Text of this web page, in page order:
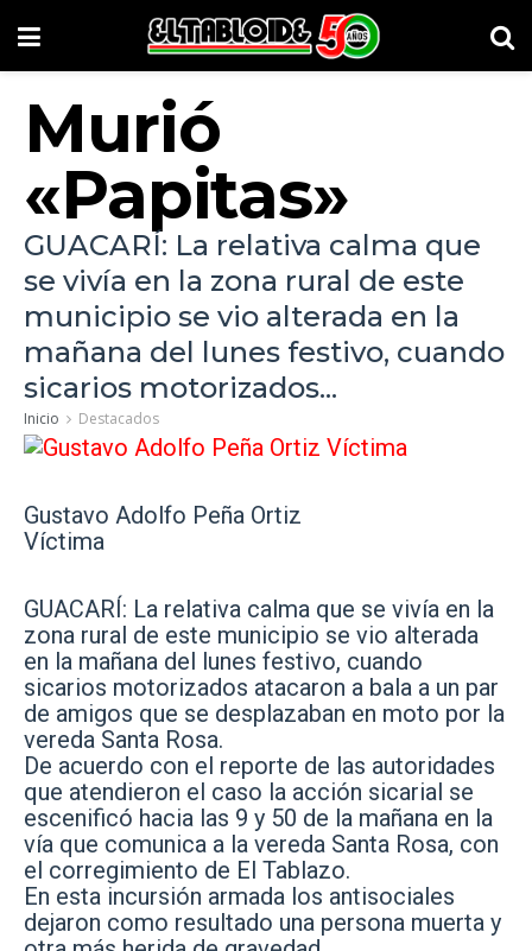
Murió
«Papitas»
GUACARÍ: La relativa calma que
se vivía en la zona rural de este
municipio se vio alterada en la
mañana del lunes festivo, cuando
sicarios motorizados...
Inicio Destacados
Gustavo Adolfo Peña Ortiz
Víctima
GUACARÍ: La relativa calma que se vivía en la
zona rural de este municipio se vio alterada
en la mañana del lunes festivo, cuando
sicarios motorizados atacaron a bala a un par
de amigos que se desplazaban en moto por la
vereda Santa Rosa.
De acuerdo con el reporte de las autoridades
que atendieron el caso la acción sicarial se
escenificó hacia las 9 y 50 de la mañana en la
vía que comunica a la vereda Santa Rosa, con
el corregimiento de El Tablazo.
En esta incursión armada los antisociales
dejaron como resultado una persona muerta y